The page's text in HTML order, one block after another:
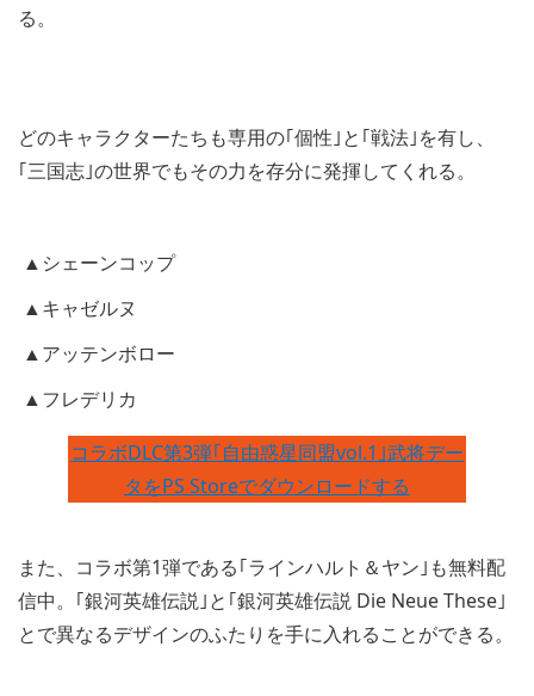
る。
どのキャラクターたちも専用の｢個性｣と｢戦法｣を有し、
｢三国志｣の世界でもその力を存分に発揮してくれる。
▲シェーンコップ
▲キャゼルヌ
▲アッテンボロー
▲フレデリカ
コラボDLC第3弾｢自由惑星同盟vol.1｣武将デー
タをPS Storeでダウンロードする
また、コラボ第1弾である｢ラインハルト＆ヤン｣も無料配
信中。｢銀河英雄伝説｣と｢銀河英雄伝説 Die Neue These｣
とで異なるデザインのふたりを手に入れることができる。